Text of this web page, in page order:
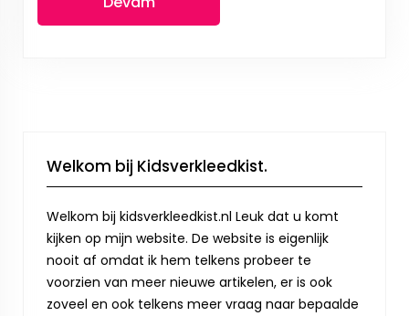
Welkom bij Kidsverkleedkist.
Welkom bij kidsverkleedkist.nl Leuk dat u komt
kijken op mijn website. De website is eigenlijk
nooit af omdat ik hem telkens probeer te
voorzien van meer nieuwe artikelen, er is ook
zoveel en ook telkens meer vraag naar bepaalde